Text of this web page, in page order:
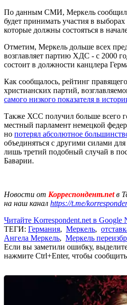
По данным СМИ, Меркель
будет принимать участия в
которые должны состояться в
Отметим, Меркель дольше всех
возглавляет партию ХДС - с 2000
состоит в должности канцлера
Как сообщалось, рейтинг
христианских партий,
самого низкого показателя в
Также ХСС получил больше всего
местный парламент немецкой
но потерял абсолютное
объединяться с другими силами
лишь третий подобный случай в
Баварии.
Новости от Корреспондент.netв
на наш канал https://t.me/
Читайте Korrespondent.net в Google
ТЕГИ: Германия, Меркель,
Ангела Меркель, Меркель
Если вы заметили ошибку,
нажмите Ctrl+Enter, чтобы